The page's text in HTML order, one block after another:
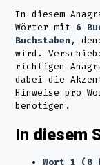
In diesem
Wörter mit 6
Buchstaben ,
wird.
richtigen
dabei die
Hinweise pro
benötigen.
In diesem
Wort 1 (8